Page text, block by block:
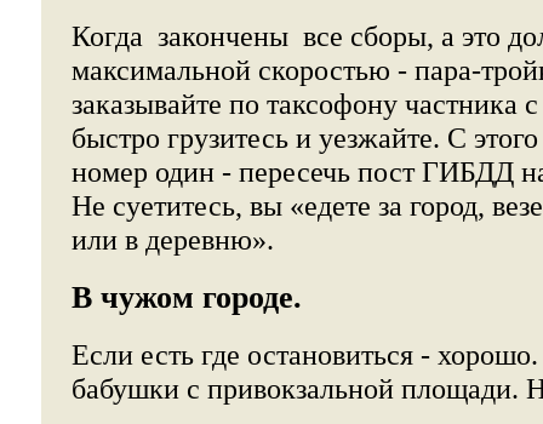
Когда закончены все сборы, а это
максимальной скоростью - пара-
заказывайте по таксофону частника
быстро грузитесь и уезжайте. С
номер один - пересечь пост ГИБДД
Не суетитесь, вы «едете за город,
или в деревню».
В чужом городе.
Если есть где остановиться -
бабушки с привокзальной площади.